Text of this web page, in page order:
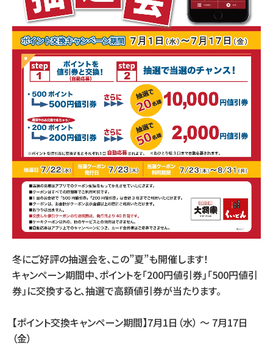
冬にご好評の抽選会を、この”夏”も開催します！
キャンペーン期間中、ポイントを「200円値引券」「500円値引
券」に交換すると、抽選で高額値引券が当たります。
【ポイント交換キャンペーン期間】7月1日（水） ～ 7月17日
（金）